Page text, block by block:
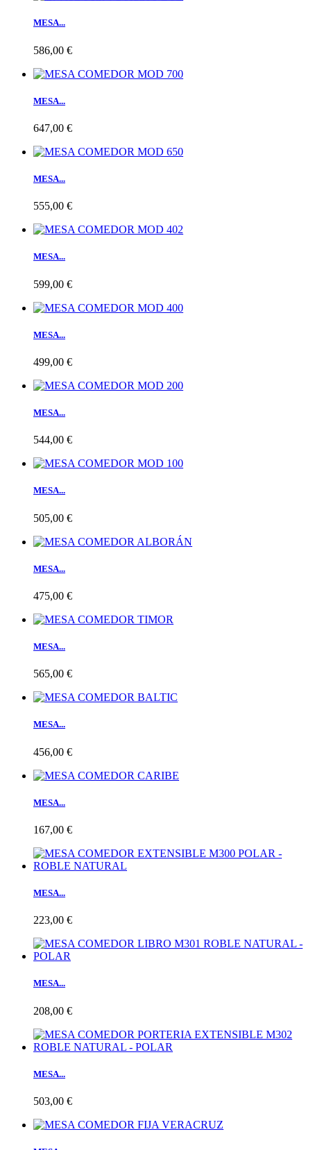
MESA...
586,00 €
MESA...
647,00 €
MESA...
555,00 €
MESA...
599,00 €
MESA...
499,00 €
MESA...
544,00 €
MESA...
505,00 €
MESA...
475,00 €
MESA...
565,00 €
MESA...
456,00 €
MESA...
167,00 €
MESA...
223,00 €
MESA...
208,00 €
MESA...
503,00 €